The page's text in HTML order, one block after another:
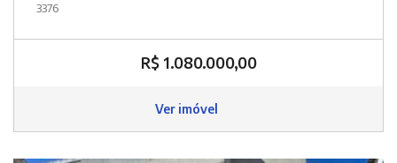
3376
R$ 1.080.000,00
Ver imóvel